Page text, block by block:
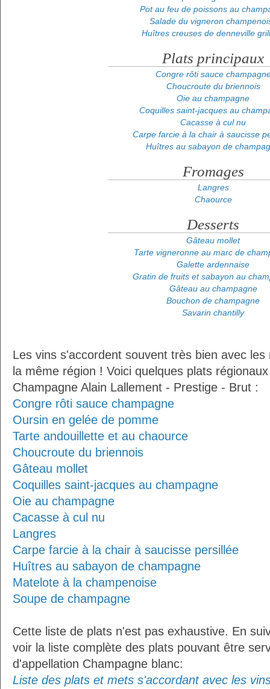
Pot au feu de poissons au
Salade du vigneron
Huîtres creuses de denneville
Plats principaux
Congre rôti sauce
Choucroute du briennois
Oie au champagne
Coquilles saint-jacques au
Cacasse à cul nu
Carpe farcie à la chair à saucisse
Huîtres au sabayon de
Fromages
Langres
Chaource
Desserts
Gâteau mollet
Tarte vigneronne au marc de
Galette ardennaise
Gratin de fruits et sabayon au
Gâteau au champagne
Bouchon de champagne
Savarin chantilly
Les vins s'accordent souvent très bien avec
la même région ! Voici quelques plats
Champagne Alain Lallement - Prestige - Brut :
Congre rôti sauce champagne
Oursin en gelée de pomme
Tarte andouillette et au chaource
Choucroute du briennois
Gâteau mollet
Coquilles saint-jacques au champagne
Oie au champagne
Cacasse à cul nu
Langres
Carpe farcie à la chair à saucisse persillée
Huîtres au sabayon de champagne
Matelote à la champenoise
Soupe de champagne
Cette liste de plats n'est pas exhaustive. En
voir la liste complète des plats pouvant être
d'appellation Champagne blanc:
Liste des plats et mets s'accordant avec les